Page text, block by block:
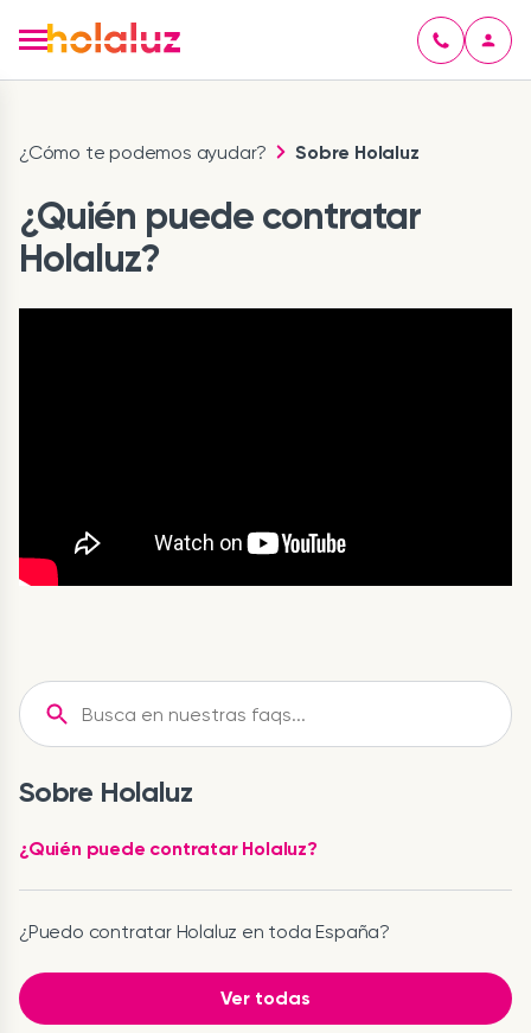
¿Cómo te podemos ayudar? Sobre Holaluz
¿Quién puede contratar
Holaluz?
Sobre Holaluz
¿Quién puede contratar Holaluz?
¿Puedo contratar Holaluz en toda España?
Ver todas